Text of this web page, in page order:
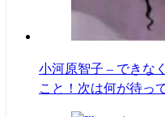
小河原智子 – できな
こと！次は何が待っ